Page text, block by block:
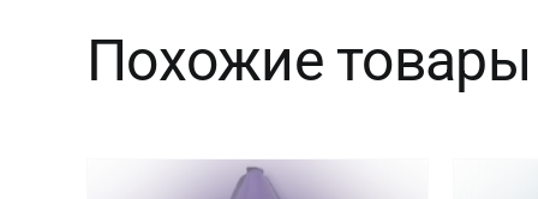
Похожие товары